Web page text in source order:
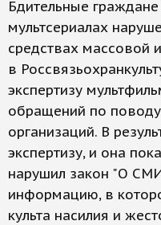
Бдительные
мультсериалах
средствах массовой
в
экспертизу
обращений по поводу
организаций. В
экспертизу, и она
нарушил закон "О
информацию, в
культа насилия и